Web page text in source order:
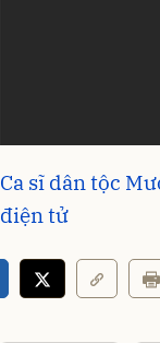
Ca sĩ dân tộc
điện tử